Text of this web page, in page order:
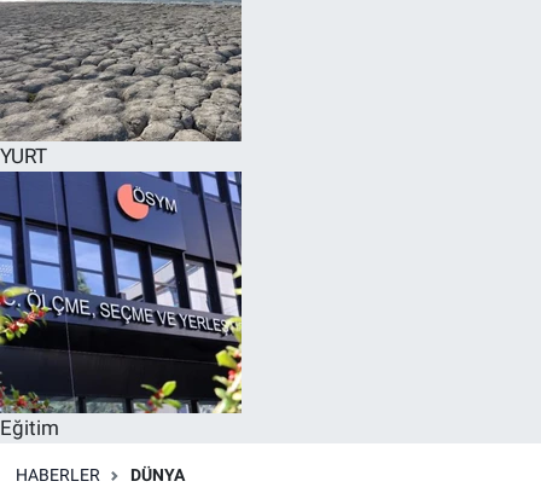
YURT
Eğitim
HABERLER DÜNYA